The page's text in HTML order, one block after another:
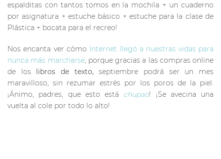
espalditas con tantos tomos en la mochila + un cuaderno
por asignatura + estuche básico + estuche para la clase de
Plástica + bocata para el recreo!
Nos encanta ver cómo
Internet llegó a nuestras vidas para
nunca más marcharse, porque gracias a las compras online
de los
libros de texto, septiembre podrá ser un mes
maravilloso, sin rezumar estrés por los poros de la piel.
¡Ánimo, padres, que esto está chupao! ¡Se avecina una
vuelta al cole por todo lo alto!